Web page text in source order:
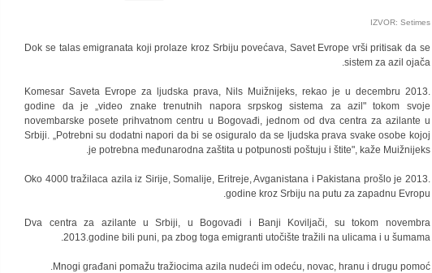
IZVOR: Setimes
Dok se talas emigranata koji prolaze kroz Srbiju povećava, Savet Evrope vrši pritisak da se
sistem za azil ojača.
Komesar Saveta Evrope za ljudska prava, Nils Muižnijeks, rekao je u decembru 2013.
godine da je „video znake trenutnih napora srpskog sistema za azil" tokom svoje
novembarske posete prihvatnom centru u Bogovađi, jednom od dva centra za azilante u
Srbiji. „Potrebni su dodatni napori da bi se osiguralo da se ljudska prava svake osobe kojoj
je potrebna međunarodna zaštita u potpunosti poštuju i štite", kaže Muižnijeks.
Oko 4000 tražilaca azila iz Sirije, Somalije, Eritreje, Avganistana i Pakistana prošlo je 2013.
godine kroz Srbiju na putu za zapadnu Evropu.
Dva centra za azilante u Srbiji, u Bogovađi i Banji Koviljači, su tokom novembra
2013.godine bili puni, pa zbog toga emigranti utočište tražili na ulicama i u šumama.
Mnogi građani pomažu tražiocima azila nudeći im odeću, novac, hranu i drugu pomoć.